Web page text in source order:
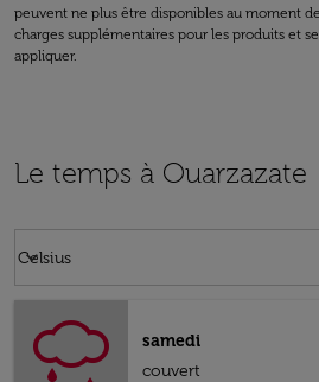
peuvent ne plus être disponibles au moment
charges supplémentaires pour les produits et
appliquer.
Le temps à Ouarzazate
Celsius
keyboard_arrow_down
samedi
couvert